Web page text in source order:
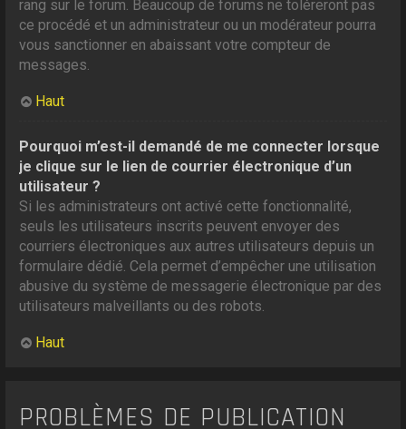
rang sur le forum. Beaucoup de forums ne toléreront pas
ce procédé et un administrateur ou un modérateur pourra
vous sanctionner en abaissant votre compteur de
messages.
Haut
Pourquoi m’est-il demandé de me connecter lorsque
je clique sur le lien de courrier électronique d’un
utilisateur ?
Si les administrateurs ont activé cette fonctionnalité,
seuls les utilisateurs inscrits peuvent envoyer des
courriers électroniques aux autres utilisateurs depuis un
formulaire dédié. Cela permet d’empêcher une utilisation
abusive du système de messagerie électronique par des
utilisateurs malveillants ou des robots.
Haut
PROBLÈMES DE PUBLICATION